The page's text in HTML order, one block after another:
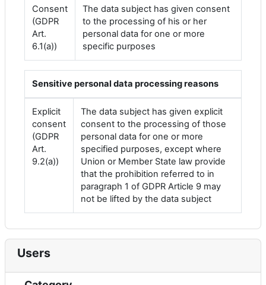
Consent
(GDPR
Art.
6.1(a))
The data subject has given consent
to the processing of his or her
personal data for one or more
specific purposes
Sensitive personal data processing reasons
Explicit
consent
(GDPR
Art.
9.2(a))
The data subject has given explicit
consent to the processing of those
personal data for one or more
specified purposes, except where
Union or Member State law provide
that the prohibition referred to in
paragraph 1 of GDPR Article 9 may
not be lifted by the data subject
Users